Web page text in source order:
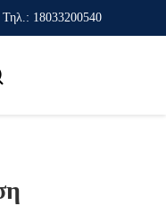
Τηλ.: 18033200540